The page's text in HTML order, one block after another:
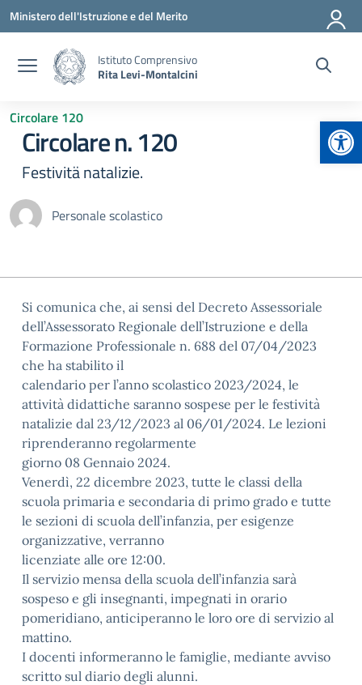
Vai ai contenuti
Vai al menu di navigazione
Vai al footer
Ministero dell'Istruzione e del Merito
Istituto Comprensivo
Rita Levi-Montalcini
Circolare 120
Circolare n. 120
Festivitä natalizie.
Personale scolastico
Si comunica che, ai sensi del Decreto Assessoriale
dell’Assessorato Regionale dell’Istruzione e della
Formazione Professionale n. 688 del 07/04/2023
che ha stabilito il
calendario per l’anno scolastico 2023/2024, le
attività didattiche saranno sospese per le festività
natalizie dal 23/12/2023 al 06/01/2024. Le lezioni
riprenderanno regolarmente
giorno 08 Gennaio 2024.
Venerdì, 22 dicembre 2023, tutte le classi della
scuola primaria e secondaria di primo grado e tutte
le sezioni di scuola dell’infanzia, per esigenze
organizzative, verranno
licenziate alle ore 12:00.
Il servizio mensa della scuola dell’infanzia sarà
sospeso e gli insegnanti, impegnati in orario
pomeridiano, anticiperanno le loro ore di servizio al
mattino.
I docenti informeranno le famiglie, mediante avviso
scritto sul diario degli alunni.